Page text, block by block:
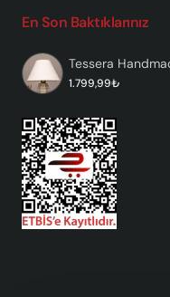
En Son Baktıklarınız
Tessera
1.799,99₺